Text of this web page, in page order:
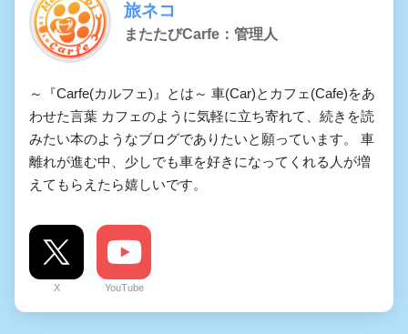
旅ネコ
またたびCarfe：管理人
～『Carfe(カルフェ)』とは～ 車(Car)とカフェ(Cafe)をあ
わせた言葉 カフェのように気軽に立ち寄れて、続きを読
みたい本のようなブログでありたいと願っています。 車
離れが進む中、少しでも車を好きになってくれる人が増
えてもらえたら嬉しいです。
X YouTube